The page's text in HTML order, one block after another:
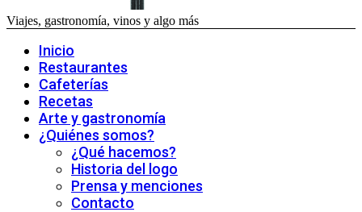
Viajes, gastronomía, vinos y algo más
Inicio
Restaurantes
Cafeterías
Recetas
Arte y gastronomía
¿Quiénes somos?
¿Qué hacemos?
Historia del logo
Prensa y menciones
Contacto